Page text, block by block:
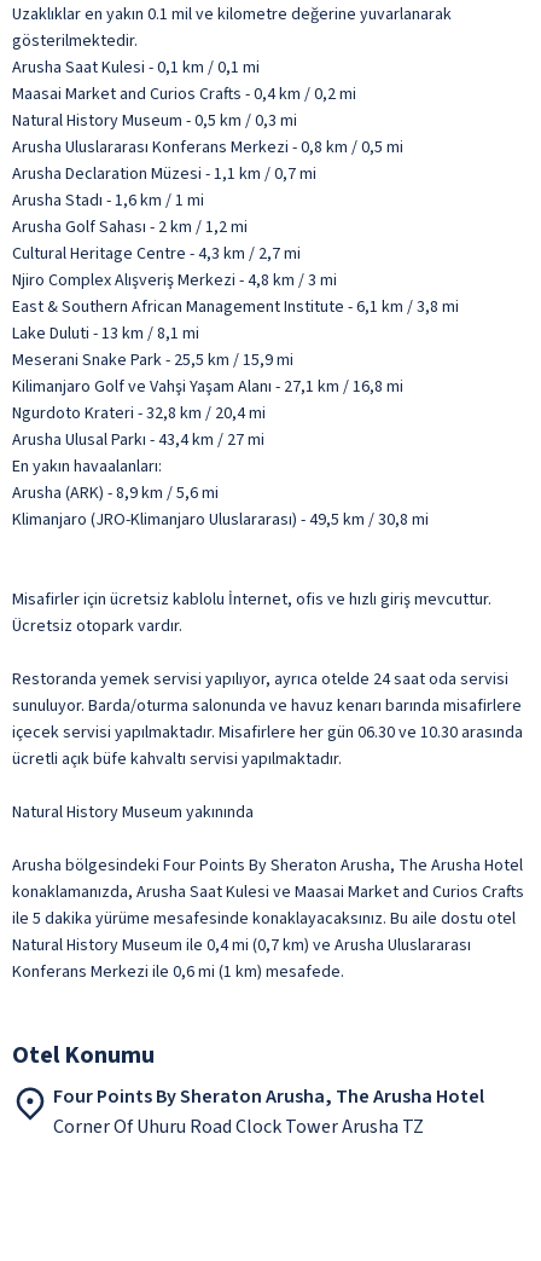
Uzaklıklar en yakın 0.1 mil ve kilometre değerine yuvarlanarak
gösterilmektedir.
Arusha Saat Kulesi - 0,1 km / 0,1 mi
Maasai Market and Curios Crafts - 0,4 km / 0,2 mi
Natural History Museum - 0,5 km / 0,3 mi
Arusha Uluslararası Konferans Merkezi - 0,8 km / 0,5 mi
Arusha Declaration Müzesi - 1,1 km / 0,7 mi
Arusha Stadı - 1,6 km / 1 mi
Arusha Golf Sahası - 2 km / 1,2 mi
Cultural Heritage Centre - 4,3 km / 2,7 mi
Njiro Complex Alışveriş Merkezi - 4,8 km / 3 mi
East & Southern African Management Institute - 6,1 km / 3,8 mi
Lake Duluti - 13 km / 8,1 mi
Meserani Snake Park - 25,5 km / 15,9 mi
Kilimanjaro Golf ve Vahşi Yaşam Alanı - 27,1 km / 16,8 mi
Ngurdoto Krateri - 32,8 km / 20,4 mi
Arusha Ulusal Parkı - 43,4 km / 27 mi
En yakın havaalanları:
Arusha (ARK) - 8,9 km / 5,6 mi
Klimanjaro (JRO-Klimanjaro Uluslararası) - 49,5 km / 30,8 mi
Misafirler için ücretsiz kablolu İnternet, ofis ve hızlı giriş mevcuttur.
Ücretsiz otopark vardır.
Restoranda yemek servisi yapılıyor, ayrıca otelde 24 saat oda servisi
sunuluyor. Barda/oturma salonunda ve havuz kenarı barında misafirlere
içecek servisi yapılmaktadır. Misafirlere her gün 06.30 ve 10.30 arasında
ücretli açık büfe kahvaltı servisi yapılmaktadır.
Natural History Museum yakınında
Arusha bölgesindeki Four Points By Sheraton Arusha, The Arusha Hotel
konaklamanızda, Arusha Saat Kulesi ve Maasai Market and Curios Crafts
ile 5 dakika yürüme mesafesinde konaklayacaksınız. Bu aile dostu otel
Natural History Museum ile 0,4 mi (0,7 km) ve Arusha Uluslararası
Konferans Merkezi ile 0,6 mi (1 km) mesafede.
Otel Konumu
Four Points By Sheraton Arusha, The Arusha Hotel
Corner Of Uhuru Road Clock Tower Arusha TZ